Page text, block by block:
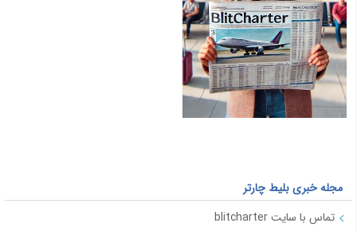
مجله خبری بلیط چارتر
تماس با سایت blitcharter